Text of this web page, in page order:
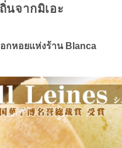
นจากมิเอะ
อกหอยแห่งร้าน Blanca